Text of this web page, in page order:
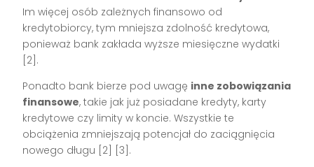
Im więcej osób zależnych finansowo od
kredytobiorcy, tym mniejsza zdolność kredytowa,
ponieważ bank zakłada wyższe miesięczne wydatki
[2].
Ponadto bank bierze pod uwagę inne zobowiązania
finansowe, takie jak już posiadane kredyty, karty
kredytowe czy limity w koncie. Wszystkie te
obciążenia zmniejszają potencjał do zaciągnięcia
nowego długu [2] [3].